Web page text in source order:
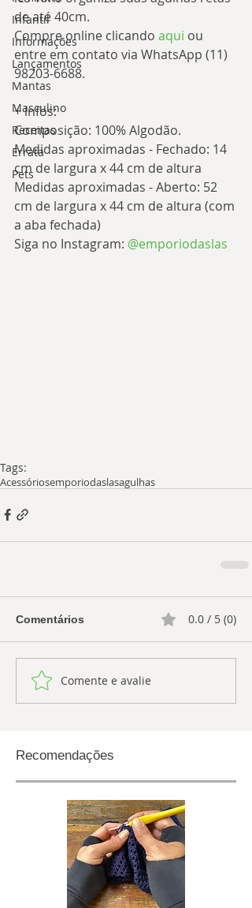
Infantil
Informações
Lançamentos
Mantas
Masculino
Receitas
Errata
Pets
de até 40cm.
Compre online clicando aqui ou
entre em contato via WhatsApp (11)
98203-6688.
+ infos:
Composição: 100% Algodão.
Medidas aproximadas - Fechado: 14
cm de largura x 44 cm de altura
Medidas aproximadas - Aberto: 52
cm de largura x 44 cm de altura (com
a aba fechada)
Siga no Instagram: @emporiodaslas
Tags:
Acessóriosemporiodaslasagulhas
Comentários 0.0 / 5 (0)
Comente e avalie
Recomendações